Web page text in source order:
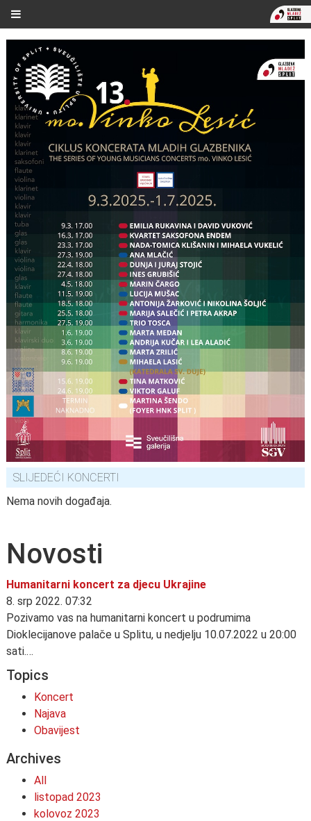
SLIJEDEĆI KONCERTI
Nema novih događaja.
Novosti
Humanitarni koncert za djecu Ukrajine
8. srp 2022. 07:32
Pozivamo vas na humanitarni koncert u podrumima
Dioklecijanove palače u Splitu, u nedjelju 10.07.2022 u 20:00
sati.…
Topics
Koncert
Najava
Obavijest
Archives
All
listopad 2023
kolovoz 2023